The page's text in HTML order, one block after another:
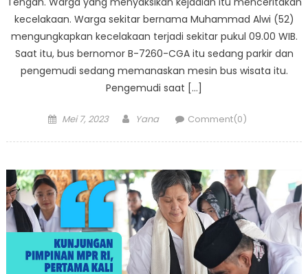
kecelakaan. Warga sekitar bernama Muhammad Alwi (52)
mengungkapkan kecelakaan terjadi sekitar pukul 09.00 WIB.
Saat itu, bus bernomor B-7260-CGA itu sedang parkir dan
pengemudi sedang memanaskan mesin bus wisata itu.
Pengemudi saat […]
Posted
Mei 7, 2023 Author
Yana Comment(0)